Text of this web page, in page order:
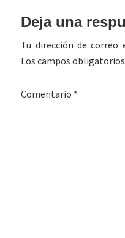
Deja una
Tu dirección de correo
Los campos
Comentario *